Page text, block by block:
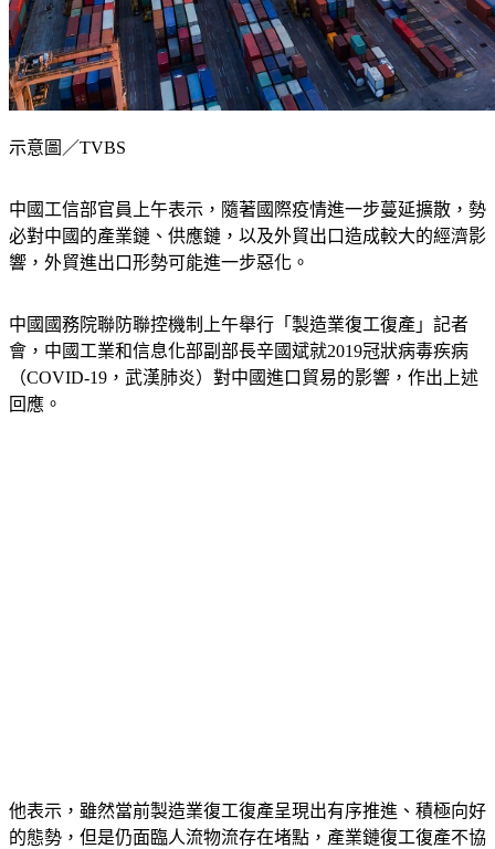
示意圖／TVBS
中國工信部官員上午表示，隨著國際疫情進一步蔓延擴散，勢
必對中國的產業鏈、供應鏈，以及外貿出口造成較大的經濟影
響，外貿進出口形勢可能進一步惡化。
中國國務院聯防聯控機制上午舉行「製造業復工復產」記者
會，中國工業和信息化部副部長辛國斌就2019冠狀病毒疾病
（COVID-19，武漢肺炎）對中國進口貿易的影響，作出上述
回應。
他表示，雖然當前製造業復工復產呈現出有序推進、積極向好
的態勢，但是仍面臨人流物流存在堵點，產業鏈復工復產不協